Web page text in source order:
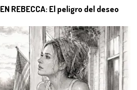
EN REBECCA: El peligro del deseo